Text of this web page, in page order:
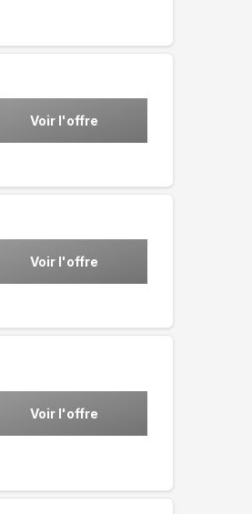
Voir l'offre
Voir l'offre
Voir l'offre